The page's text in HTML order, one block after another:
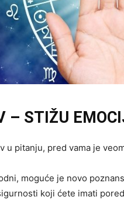
– STIŽU
u pitanju, pred vama je
moguće je novo
koji ćete imati